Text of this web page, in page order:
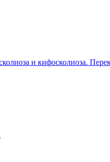
и кифосколиоза.